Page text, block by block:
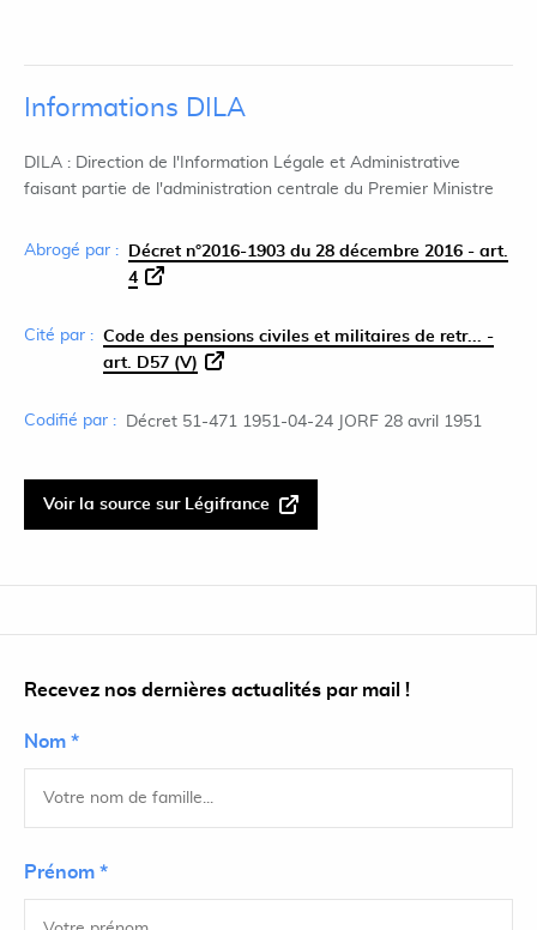
Informations DILA
DILA : Direction de l'Information Légale et Administrative
faisant partie de l'administration centrale du Premier Ministre
Abrogé par :
Décret n°2016-1903 du 28 décembre 2016 - art.
4
Cité par : Code des pensions civiles et militaires de retr... -
art. D57 (V)
Codifié par : Décret 51-471 1951-04-24 JORF 28 avril 1951
Voir la source sur Légifrance
Recevez nos dernières actualités par mail !
Nom *
Prénom *